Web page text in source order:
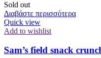
Sold out
Διαβάστε περισσότερα
Quick view
Add to wishlist
Sam’s field snack